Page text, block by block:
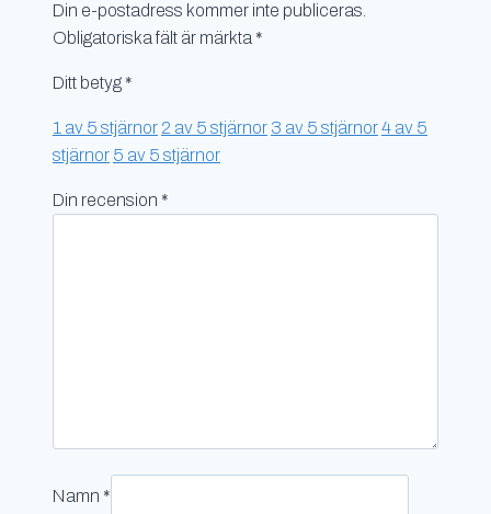
Din e-postadress kommer inte publiceras.
Obligatoriska fält är märkta *
Ditt betyg *
1 av 5 stjärnor 2 av 5 stjärnor 3 av 5 stjärnor4 av 5
stjärnor 5 av 5 stjärnor
Din recension *
Namn *